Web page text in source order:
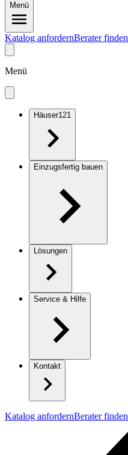
Menü
Katalog anfordernBerater finden
Menü
Häuser121
Einzugsfertig bauen
Lösungen
Service & Hilfe
Kontakt
Katalog anfordernBerater finden